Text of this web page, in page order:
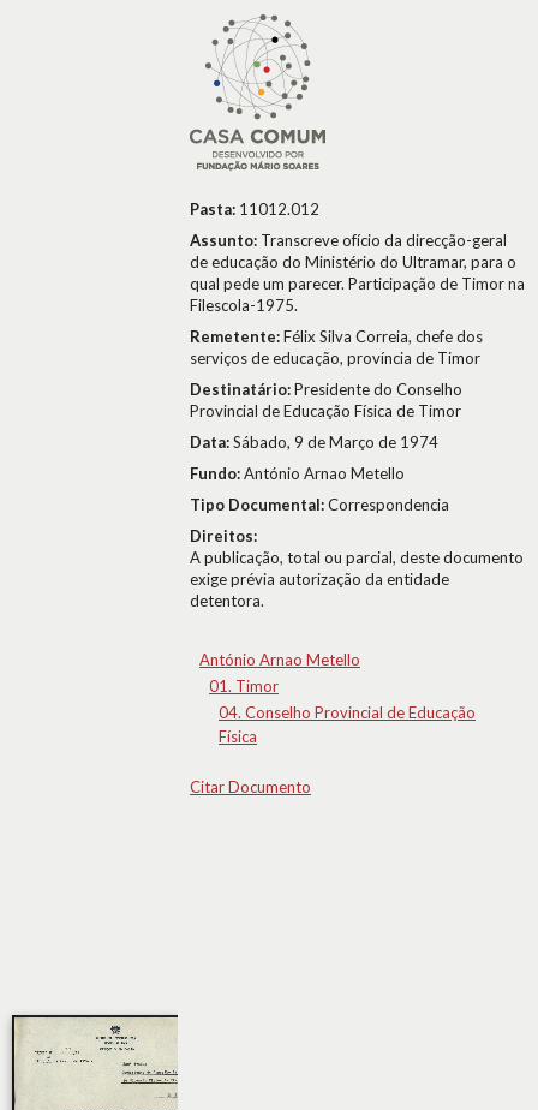
Pasta: 11012.012
Assunto: Transcreve ofício da direcção-geral
de educação do Ministério do Ultramar, para o
qual pede um parecer. Participação de Timor na
Filescola-1975.
Remetente:Félix Silva Correia, chefe dos
serviços de educação, província de Timor
Destinatário:Presidente do Conselho
Provincial de Educação Física de Timor
Data:Sábado, 9 de Março de 1974
Fundo:António Arnao Metello
Tipo Documental:Correspondencia
Direitos:
A publicação, total ou parcial, deste documento
exige prévia autorização da entidade
detentora.
António Arnao Metello
01. Timor
04. Conselho Provincial de Educação
Física
Citar Documento